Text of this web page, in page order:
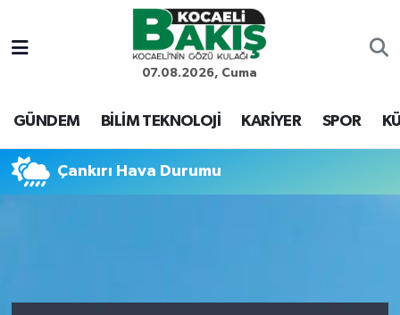
07.08.2026, Cuma
GÜNDEM BİLİM TEKNOLOJİ KARİYER SPOR
Çankırı Hava Durumu
Kocaeli Nöbetçi Eczaneler
Kocaeli Hava Durumu